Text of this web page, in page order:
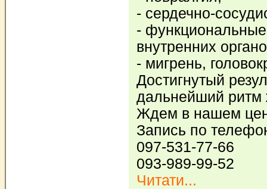
- сердечно-
-
внутренних
- мигрень,
Достигнутый
дальнейший ритм
Ждем в нашем
Запись по
097-531-77-66
093-989-99-52
Читати...